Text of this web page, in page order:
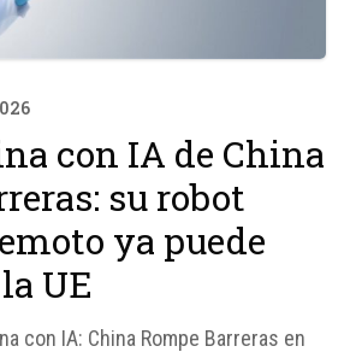
con IA de China
su robot
ya puede
UE
con IA: China Rompe Barreras en